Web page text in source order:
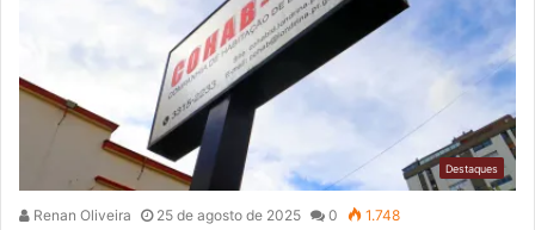
Destaques
Renan Oliveira 25 de agosto de 2025 0 1.748